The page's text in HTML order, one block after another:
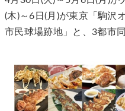
(木)～6日(月)が東京「駒沢
市民球場跡地」と、3都市